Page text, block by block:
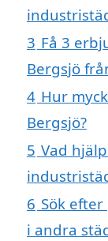
3 Få 3
Bergsjö
4 Hur
Bergsjö?
5 Vad
6 Sök
i andra